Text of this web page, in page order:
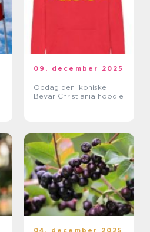
09. december 2025
Opdag den ikoniske
Bevar Christiania hoodie
04. december 2025